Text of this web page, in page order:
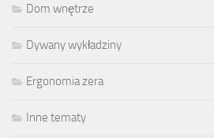
Dom wnętrze
Dywany wykładziny
Ergonomia zera
Inne tematy